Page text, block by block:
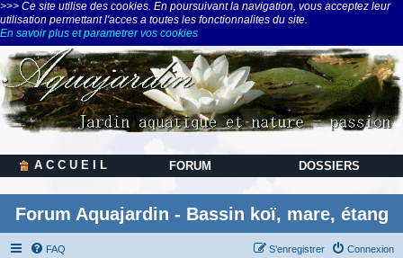
>>> Ce site utilise des cookies. En poursuivant la navigation, vous acceptez leur
utilisation permettant l'acces a toutes les fonctionnalites du site.
En savoir plus et parametrer vos cookies
A C C U E I L FORUM DOSSIERS
Forum Aquajardin - Bassin koï, mare, étang
FAQ Connexion
S’enregistrer